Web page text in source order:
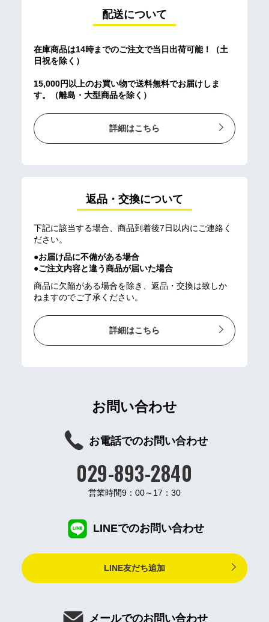
配送について
在庫商品は14時までのご注文で当日出荷可能！（土
日祝を除く）
15,000円以上のお買い物で送料無料でお届けしま
す。（離島・大型商品を除く）
詳細はこちら
返品・交換について
下記に該当する場合、商品到着後7日以内にご連絡く
ださい。
●お届け品に不備がある場合
●ご注文内容と違う商品が届いた場合
商品に欠陥がある場合を除き、返品・交換は致しか
ねますのでご了承ください。
詳細はこちら
お問い合わせ
お電話でのお問い合わせ
029-893-2840
営業時間9：00～17：30
LINEでのお問い合わせ
LINE友だち追加
メールでのお問い合わせ